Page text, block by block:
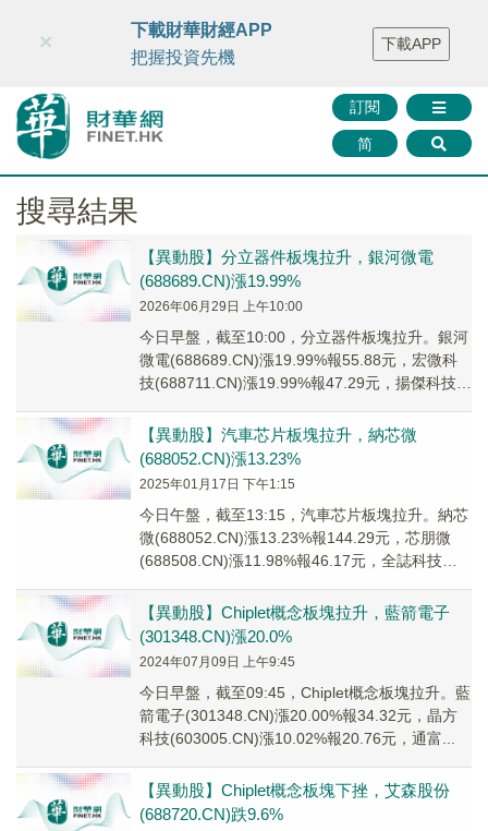
財華智庫網 FINTV FINMETA 財華證券 媒體矩陣
智庫沙龍
聯絡我們
訂閱
简
×
下載財華財經APP
把握投資先機
下載APP
搜尋結果
【異動股】分立器件板塊拉升，銀河微電
(688689.CN)漲19.99%
2026年06月29日 上午10:00
今日早盤，截至10:00，分立器件板塊拉升。銀河
微電(688689.CN)漲19.99%報55.88元，宏微科
技(688711.CN)漲19.99%報47.29元，揚傑科技
【異動股】汽車芯片板塊拉升，納芯微
(688052.CN)漲13.23%
2025年01月17日 下午1:15
今日午盤，截至13:15，汽車芯片板塊拉升。納芯
微(688052.CN)漲13.23%報144.29元，芯朋微
(688508.CN)漲11.98%報46.17元，全誌科技
【異動股】Chiplet概念板塊拉升，藍箭電子
(301348.CN)漲20.0%
2024年07月09日 上午9:45
今日早盤，截至09:45，Chiplet概念板塊拉升。藍
箭電子(301348.CN)漲20.00%報34.32元，晶方
科技(603005.CN)漲10.02%報20.76元，通富...
【異動股】Chiplet概念板塊下挫，艾森股份
(688720.CN)跌9.6%